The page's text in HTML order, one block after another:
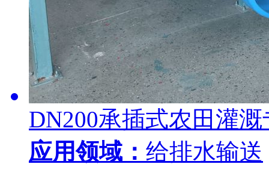
DN200承插式农田灌
应用领域： 给排水输送